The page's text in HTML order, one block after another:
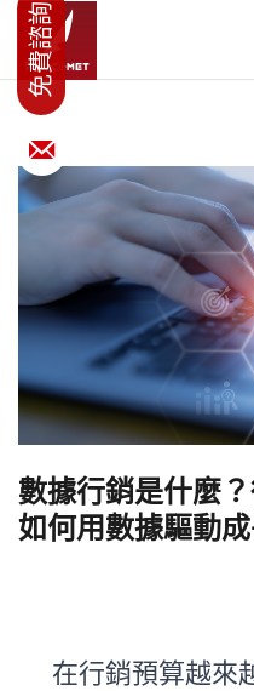
數據行銷是什麼
如何用數據驅動
在行銷預算越來